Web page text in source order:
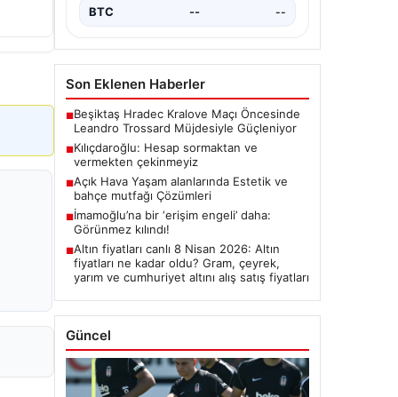
BTC -- --
Son Eklenen Haberler
■Beşiktaş Hradec Kralove Maçı Öncesinde
Leandro Trossard Müjdesiyle Güçleniyor
■Kılıçdaroğlu: Hesap sormaktan ve
vermekten çekinmeyiz
■Açık Hava Yaşam alanlarında Estetik ve
bahçe mutfağı Çözümleri
■İmamoğlu’na bir ‘erişim engeli’ daha:
Görünmez kılındı!
■Altın fiyatları canlı 8 Nisan 2026: Altın
fiyatları ne kadar oldu? Gram, çeyrek,
yarım ve cumhuriyet altını alış satış fiyatları
Güncel